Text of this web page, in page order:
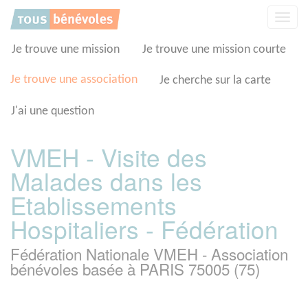
Je trouve une mission Je trouve une mission courte
Je trouve une association Je cherche sur la carte
J'ai une question
VMEH - Visite des
Malades dans les
Etablissements
Hospitaliers - Fédération
Fédération Nationale VMEH - Association
bénévoles basée à PARIS 75005 (75)
Panneau de gestion des cookies